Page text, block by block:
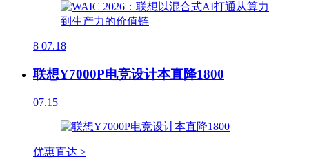
8 07.18
联想Y7000P电竞设计本直降1800
07.15
优惠直达 >